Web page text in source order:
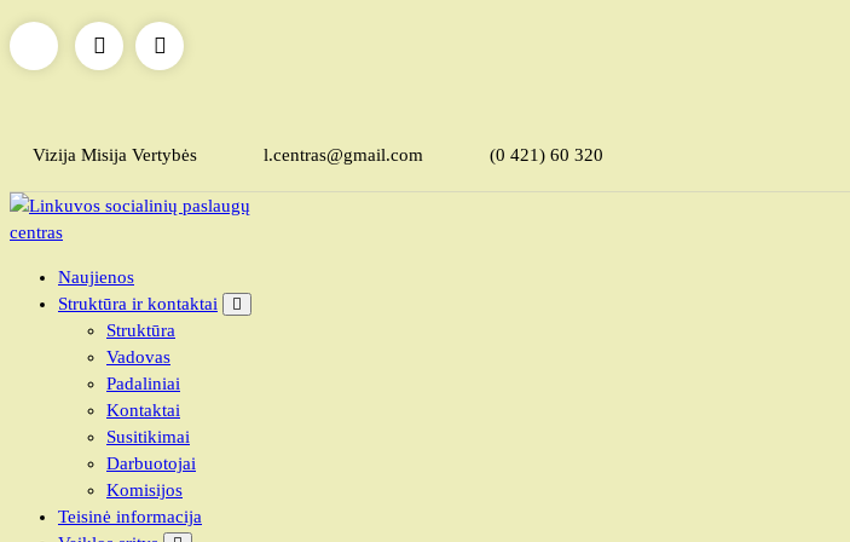
Skip
to
content
Vizija Misija Vertybės l.centras@gmail.com (0 421) 60 320
Linkuvos socialinių paslaugų centras
Naujienos
Struktūra ir kontaktai
Struktūra
Vadovas
Padaliniai
Kontaktai
Susitikimai
Darbuotojai
Komisijos
Teisinė informacija